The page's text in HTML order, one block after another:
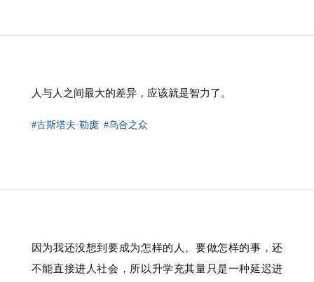
人与人之间最大的差异，应该就是智力了。
#古斯塔夫·勒庞 #乌合之众
因为我还没想到要成为怎样的人、要做怎样的事，还
不能直接进人社会，所以升学充其量只是一种延迟进